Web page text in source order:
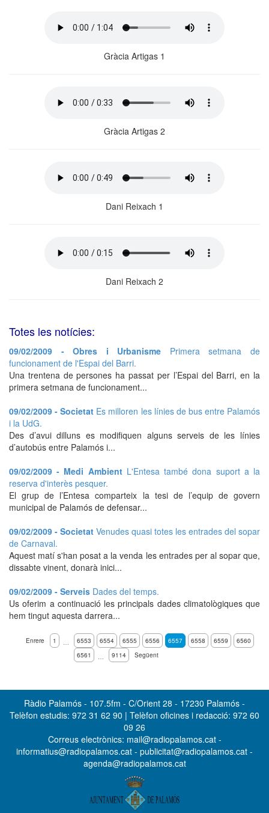
Gràcia Artigas 1
Gràcia Artigas 2
Dani Reixach 1
Dani Reixach 2
Totes les notícies:
09/02/2009 - Obres i Urbanisme Primera setmana de
funcionament de l'Espai del Barri.
Una trentena de persones ha passat per l’Espai del Barri, en la
primera setmana de funcionament...
09/02/2009 - Societat Es milloren les línies de bus entre Palamós
i la UdG.
Des d’avui dilluns es modifiquen alguns serveis de les línies
d’autobús entre Palamós i...
09/02/2009 - Medi Ambient L'Entesa també dona suport a la
reserva d'interès pesquer.
El grup de l’Entesa comparteix la tesi de l’equip de govern
municipal de Palamós de defensar...
09/02/2009 - Societat Venudes quasi totes les entrades del sopar
de Carnaval.
Aquest matí s'han posat a la venda les entrades per al sopar que,
dissabte vinent, donarà inici...
09/02/2009 - Serveis Dades del temps.
Us oferim a continuació les principals dades climatològiques que
hem tingut aquesta darrera...
Enrere 1 … 6553 6554 6555 6556 6557 6558 6559
6560
6561
… 9114 Següent
Ràdio Palamós - 107.5fm - C/Orient 28 - 17230 Palamós -
Telèfon estudis: 972 31 62 90 | Telèfon oficines i redacció: 972 60
09 26
Correus electrònics: mail@radiopalamos.cat -
informatius@radiopalamos.cat - publicitat@radiopalamos.cat -
agenda@radiopalamos.cat